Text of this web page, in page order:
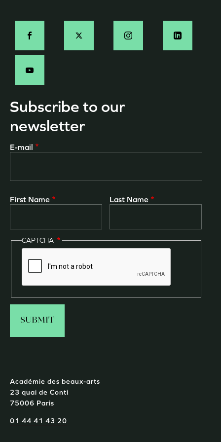
Social
-
Subscribe to our
newsletter
E-mail
First Name Last Name
CAPTCHA
Académie des beaux-arts
23 quai de Conti
75006 Paris
01 44 41 43 20